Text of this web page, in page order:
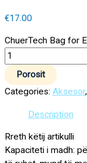
€17.00
ChuerTech Bag for
Porosit
Categories: Aksesor,
Description
Rreth këtij artikulli
Kapaciteti i madh: